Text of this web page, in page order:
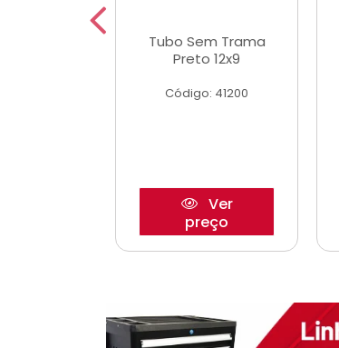
Tubo Sem Trama
Preto 12x9
Código: 41200
Ver
preço